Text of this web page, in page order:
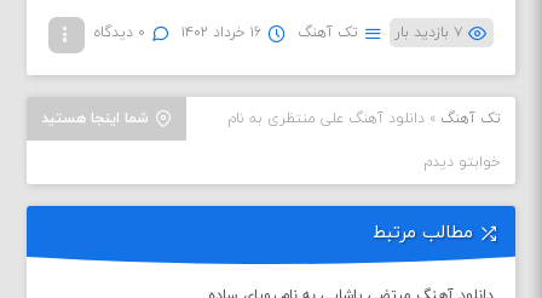
۷ بازدید بار تک آهنگ ۱۶ خرداد ۱۴۰۲ ۰ دیدگاه
شما اینجا هستید تک آهنگ »دانلود آهنگ علی منتظری به نام
خوابتو دیدم
مطالب مرتبط